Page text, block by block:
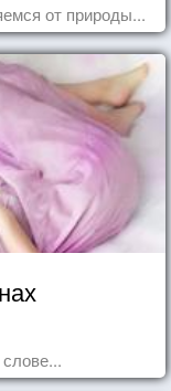
от природы...